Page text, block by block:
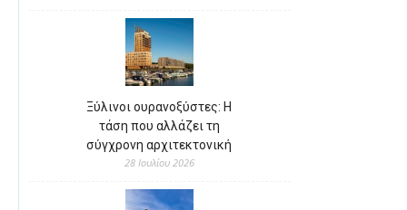
Ξύλινοι ουρανοξύστες: Η
τάση που αλλάζει τη
σύγχρονη αρχιτεκτονική
28 Ιουλίου 2026